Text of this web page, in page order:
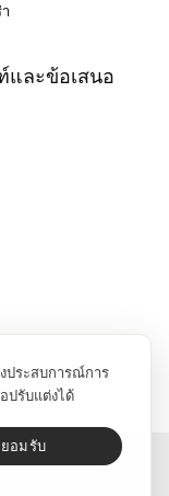
ปรับแต่งได้
ยอมรับ
และข้อเสนอ